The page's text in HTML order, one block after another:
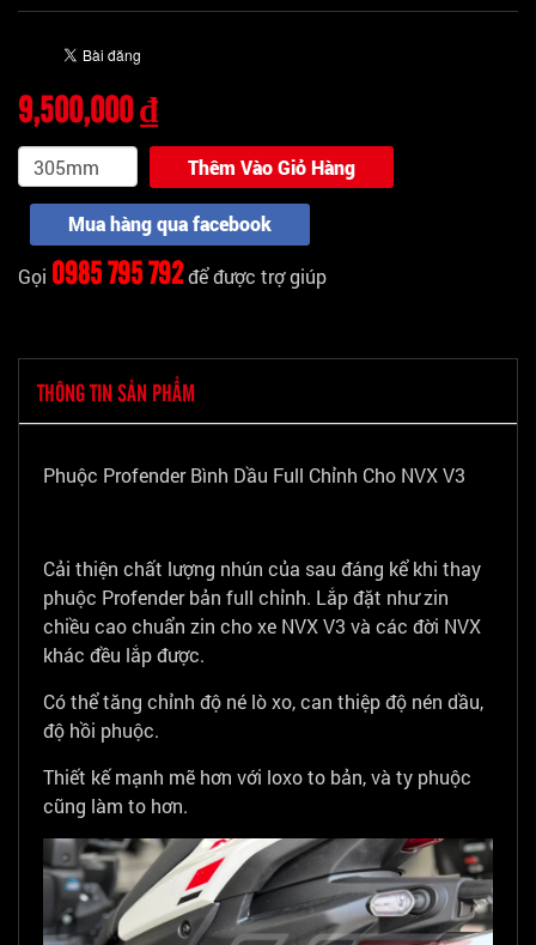
9,500,000 ₫
Thêm Vào Giỏ Hàng
Mua hàng qua facebook
Gọi 0985 795 792để được trợ giúp
THÔNG TIN SẢN PHẨM
Phuộc Profender Bình Dầu Full Chỉnh Cho NVX V3
Cải thiện chất lượng nhún của sau đáng kể khi thay
phuộc Profender bản full chỉnh. Lắp đặt như zin
chiều cao chuẩn zin cho xe NVX V3 và các đời NVX
khác đều lắp được.
Có thể tăng chỉnh độ né lò xo, can thiệp độ nén dầu,
độ hồi phuộc.
Thiết kế mạnh mẽ hơn với loxo to bản, và ty phuộc
cũng làm to hơn.